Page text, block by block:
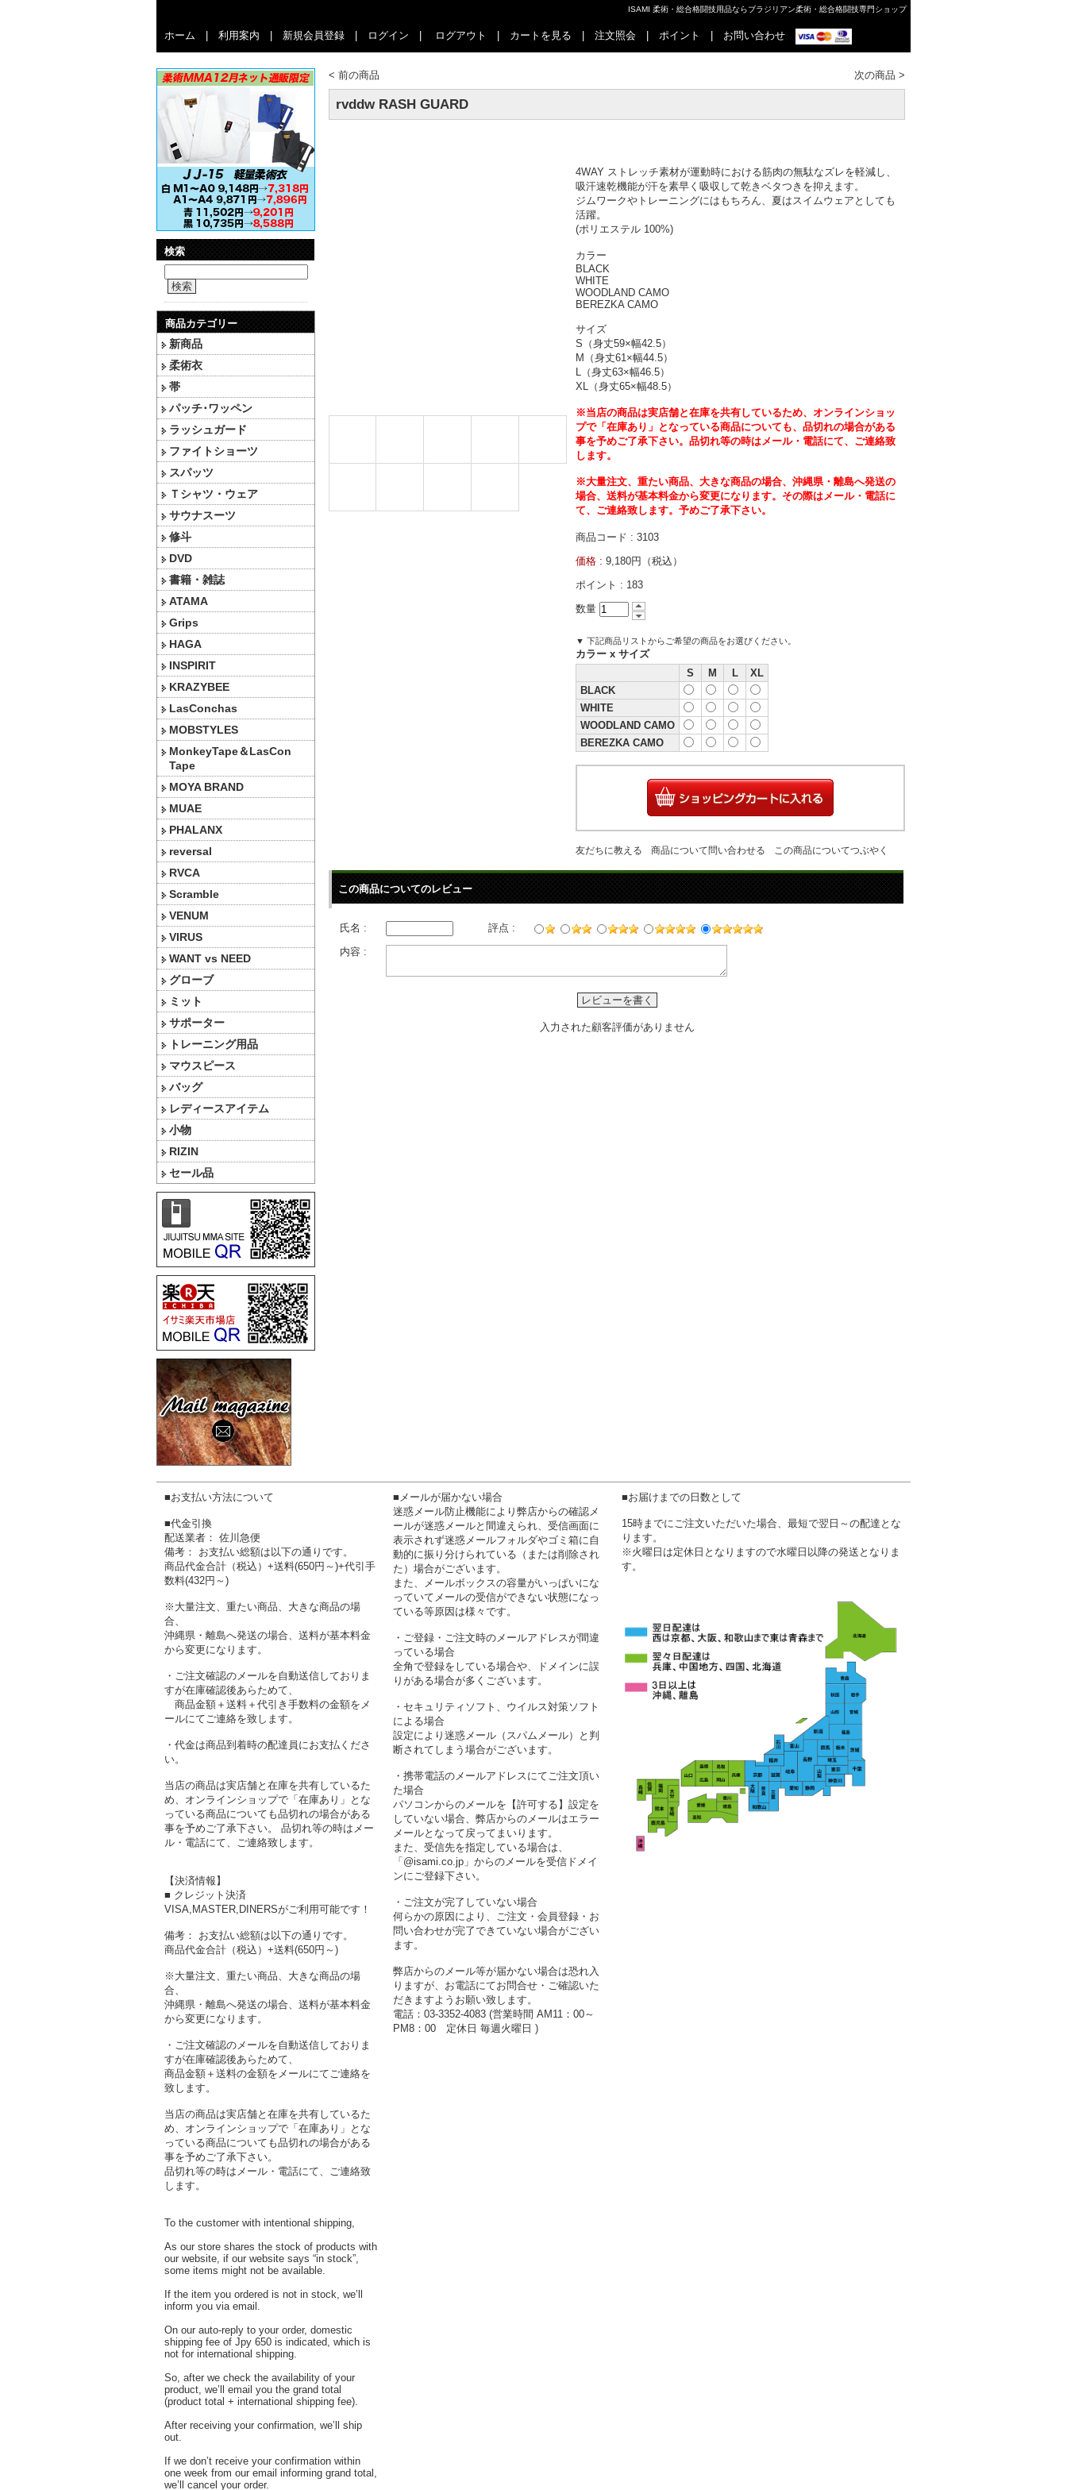
ISAMI 柔術・総合格闘技用品ならブラジリアン柔術・総合格闘技専門ショップ
ホーム 利用案内 新規会員登録 ログイン ログアウト カートを見る 注文照会 ポイント お問い合わせ
検索
検索
商品カテゴリー
新商品
柔術衣
帯
パッチ･ワッペン
ラッシュガード
ファイトショーツ
スパッツ
Ｔシャツ・ウェア
サウナスーツ
修斗
DVD
書籍・雑誌
ATAMA
Grips
HAGA
INSPIRIT
KRAZYBEE
LasConchas
MOBSTYLES
MonkeyTape＆LasCon
Tape
MOYA BRAND
MUAE
PHALANX
reversal
RVCA
Scramble
VENUM
VIRUS
WANT vs NEED
グローブ
ミット
サポーター
トレーニング用品
マウスピース
バッグ
レディースアイテム
小物
RIZIN
セール品
< 前の商品 次の商品 >
rvddw RASH GUARD
4WAY ストレッチ素材が運動時における筋肉の無駄なズレを軽減し、
吸汗速乾機能が汗を素早く吸収して乾きベタつきを抑えます。
ジムワークやトレーニングにはもちろん、夏はスイムウェアとしても
活躍。
(ポリエステル 100%)
カラー
BLACK
WHITE
WOODLAND CAMO
BEREZKA CAMO
サイズ
S（身丈59×幅42.5）
M（身丈61×幅44.5）
L（身丈63×幅46.5）
XL（身丈65×幅48.5）
※当店の商品は実店舗と在庫を共有しているため、オンラインショッ
プで「在庫あり」となっている商品についても、品切れの場合がある
事を予めご了承下さい。品切れ等の時はメール・電話にて、ご連絡致
します。
※大量注文、重たい商品、大きな商品の場合、沖縄県・離島へ発送の
場合、送料が基本料金から変更になります。その際はメール・電話に
て、ご連絡致します。予めご了承下さい。
商品コード : 3103
価格 : 9,180円（税込）
ポイント : 183
数量
▼ 下記商品リストからご希望の商品をお選びください。
カラー x サイズ
S
M L
XL
BLACK
WHITE
WOODLAND CAMO
BEREZKA CAMO
友だちに教える 商品について問い合わせる この商品についてつぶやく
この商品についてのレビュー
氏名 :
評点 :
内容 :
レビューを書く
入力された顧客評価がありません
■お支払い方法について
■代金引換
配送業者： 佐川急便
備考： お支払い総額は以下の通りです。
商品代金合計（税込）+送料(650円～)+代引手
数料(432円～)
※大量注文、重たい商品、大きな商品の場
合、
沖縄県・離島へ発送の場合、送料が基本料金
から変更になります。
・ご注文確認のメールを自動送信しておりま
すが在庫確認後あらためて、
商品金額＋送料＋代引き手数料の金額をメ
ールにてご連絡を致します。
・代金は商品到着時の配達員にお支払くださ
い。
当店の商品は実店舗と在庫を共有しているた
め、オンラインショップで「在庫あり」とな
っている商品についても品切れの場合がある
事を予めご了承下さい。 品切れ等の時はメー
ル・電話にて、ご連絡致します。
【決済情報】
■ クレジット決済
VISA,MASTER,DINERSがご利用可能です！
備考： お支払い総額は以下の通りです。
商品代金合計（税込）+送料(650円～)
※大量注文、重たい商品、大きな商品の場
合、
沖縄県・離島へ発送の場合、送料が基本料金
から変更になります。
・ご注文確認のメールを自動送信しておりま
すが在庫確認後あらためて、
商品金額＋送料の金額をメールにてご連絡を
致します。
当店の商品は実店舗と在庫を共有しているた
め、オンラインショップで「在庫あり」とな
っている商品についても品切れの場合がある
事を予めご了承下さい。
品切れ等の時はメール・電話にて、ご連絡致
します。
To the customer with intentional shipping,
As our store shares the stock of products with
our website, if our website says “in stock”,
some items might not be available.
If the item you ordered is not in stock, we’ll
inform you via email.
On our auto-reply to your order, domestic
shipping fee of Jpy 650 is indicated, which is
not for international shipping.
So, after we check the availability of your
product, we’ll email you the grand total
(product total + international shipping fee).
After receiving your confirmation, we’ll ship
out.
If we don’t receive your confirmation within
one week from our email informing grand total,
we’ll cancel your order.
■メールが届かない場合
迷惑メール防止機能により弊店からの確認メ
ールが迷惑メールと間違えられ、受信画面に
表示されず迷惑メールフォルダやゴミ箱に自
動的に振り分けられている（または削除され
た）場合がございます。
また、メールボックスの容量がいっぱいにな
っていてメールの受信ができない状態になっ
ている等原因は様々です。
・ご登録・ご注文時のメールアドレスが間違
っている場合
全角で登録をしている場合や、ドメインに誤
りがある場合が多くございます。
・セキュリティソフト、ウイルス対策ソフト
による場合
設定により迷惑メール（スパムメール）と判
断されてしまう場合がございます。
・携帯電話のメールアドレスにてご注文頂い
た場合
パソコンからのメールを【許可する】設定を
していない場合、弊店からのメールはエラー
メールとなって戻ってまいります。
また、受信先を指定している場合は、
「@isami.co.jp」からのメールを受信ドメイ
ンにご登録下さい。
・ご注文が完了していない場合
何らかの原因により、ご注文・会員登録・お
問い合わせが完了できていない場合がござい
ます。
弊店からのメール等が届かない場合は恐れ入
りますが、お電話にてお問合せ・ご確認いた
だきますようお願い致します。
電話：03-3352-4083 (営業時間 AM11：00～
PM8：00 定休日 毎週火曜日 )
■お届けまでの日数として
15時までにご注文いただいた場合、最短で翌日～の配達とな
ります。
※火曜日は定休日となりますので水曜日以降の発送となりま
す。